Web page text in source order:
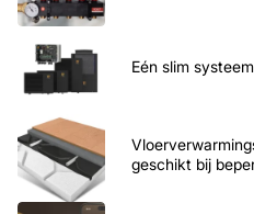
Eén slim
geschikt bij